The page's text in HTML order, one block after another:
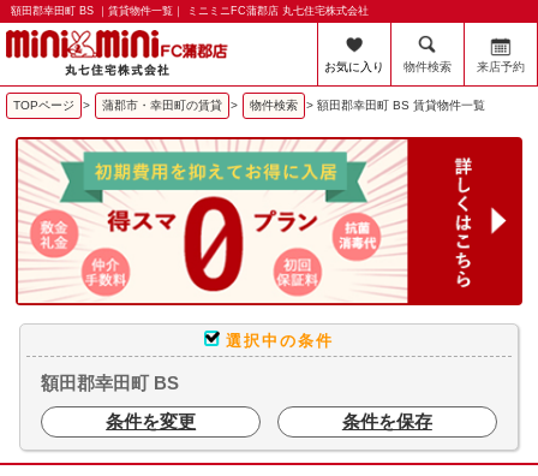
額田郡幸田町 BS ｜賃貸物件一覧｜ ミニミニFC蒲郡店 丸七住宅株式会社
お気に入り 物件検索 来店予約
TOPページ > 蒲郡市・幸田町の賃貸 > 物件検索 > 額田郡幸田町 BS 賃貸物件一覧
選択中の条件
額田郡幸田町 BS
条件を変更
条件を保存